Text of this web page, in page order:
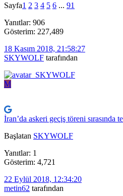
Sayfa1 2 3 4 5 6 ... 91
Yanıtlar: 906
Gösterim: 227,489
18 Kasım 2018, 21:58:27
SKYWOLF tarafından
M
İran’da askeri geçiş töreni sırasında
Başlatan SKYWOLF
Yanıtlar: 1
Gösterim: 4,721
22 Eylül 2018, 12:34:20
metin62 tarafından